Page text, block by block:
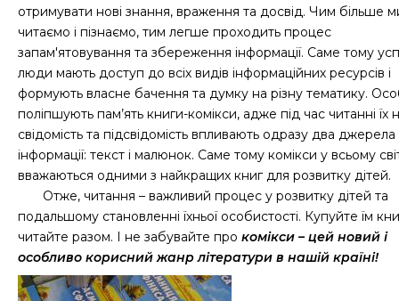
отримувати нові знання, враження та досвід. Чим більше
читаємо і пізнаємо, тим легше проходить процес
запам′ятовування та збереження інформації. Саме тому
люди мають доступ до всіх видів інформаційних ресурсів і
формують власне бачення та думку на різну тематику.
поліпшують пам’ять книги-комікси, адже під час читанні їх
свідомість та підсвідомість впливають одразу два джерела
інформації: текст і малюнок. Саме тому комікси у всьому
вважаються одними з найкращих книг для розвитку дітей.
Отже, читання – важливий процес у розвитку дітей та
подальшому становленні їхньої особистості. Купуйте їм
читайте разом. І не забувайте про комікси – цей новий і
особливо корисний жанр літератури в нашій країні!